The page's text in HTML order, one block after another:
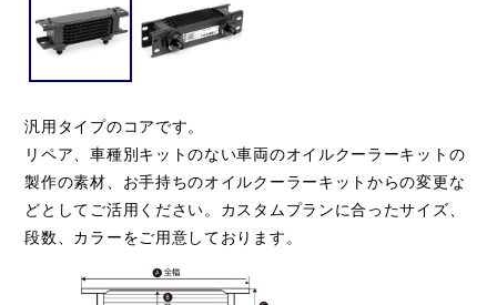
汎用タイプのコアです。
リペア、車種別キットのない車両のオイルクーラーキットの
製作の素材、お手持ちのオイルクーラーキットからの変更な
どとしてご活用ください。カスタムプランに合ったサイズ、
段数、カラーをご用意しております。